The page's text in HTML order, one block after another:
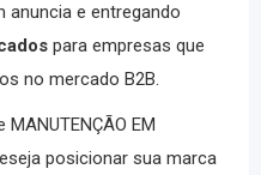
anuncia e entregando
para empresas que
no mercado B2B.
MANUTENÇÃO EM
posicionar sua marca